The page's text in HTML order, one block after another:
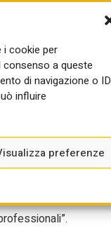
i cookie per
a queste
di navigazione o ID
influire
preferenze
di
della
“questo
ma
aggiunge
quali criteri
stato già